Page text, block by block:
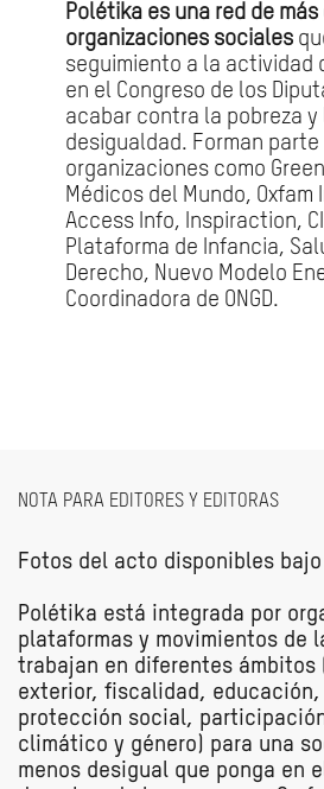
Polétika es una red de más
organizaciones sociales
seguimiento a la actividad
en el Congreso de los
acabar contra la pobreza y
desigualdad. Forman
organizaciones como
Médicos del Mundo, Oxfam
Access Info, Inspiraction,
Plataforma de Infancia,
Derecho, Nuevo Modelo
Coordinadora de ONGD.
NOTA PARA EDITORES Y EDITORAS
Fotos del acto disponibles
Polétika está integrada por
plataformas y movimientos de
trabajan en diferentes
exterior, fiscalidad,
protección social,
climático y género) para una
menos desigual que ponga en